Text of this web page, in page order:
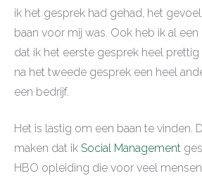
ik het gesprek had gehad, het
baan voor mij was. Ook heb ik al
dat ik het eerste gesprek heel
na het tweede gesprek een heel
een bedrijf.
Het is lastig om een baan te vinden.
maken dat ik Social Management
HBO opleiding die voor veel